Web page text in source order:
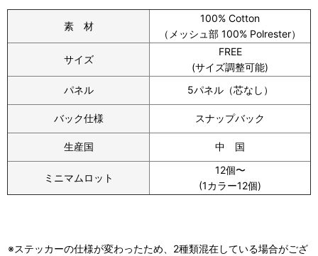
素 材
100% Cotton
（メッシュ部 100% Polrester）
サイズ
FREE
(サイズ調整可能)
パネル
5パネル（芯なし）
バック仕様 スナップバック
生産国 中 国
ミニマムロット
12個〜
(1カラー12個)
※ステッカーの仕様が変わったため、2種類混在している場合がござ